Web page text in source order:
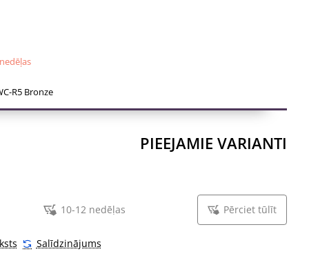
R5 Bronze
PIEEJAMIE VARIANTI
10-12 nedēļas Pērciet tūlīt
Salīdzinājums